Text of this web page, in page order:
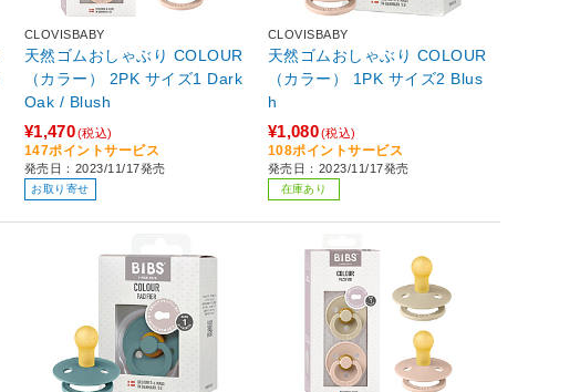
CLOVISBABY
天然ゴムおしゃぶり COLOUR
（カラー） 2PK サイズ1 Dark
Oak / Blush
¥1,470(税込)
147ポイントサービス
発売日：2023/11/17発売
お取り寄せ
CLOVISBABY
天然ゴムおしゃぶり COLOUR
（カラー） 1PK サイズ2 Blus
h
¥1,080(税込)
108ポイントサービス
発売日：2023/11/17発売
在庫あり